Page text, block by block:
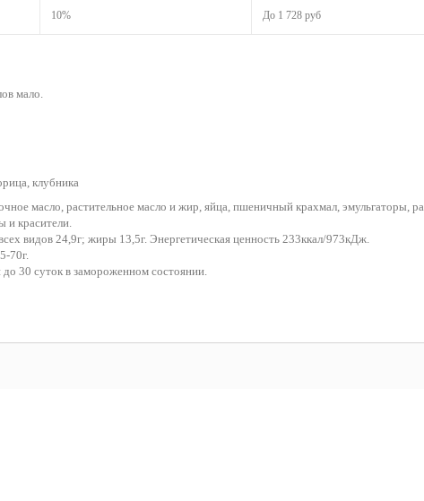
10% До 1 728 руб
мало.
клубника
масло, растительное масло и жир, яйца, пшеничный крахмал, эмульгаторы,
и красители.
видов 24,9г; жиры 13,5г. Энергетическая ценность 233ккал/973кДж.
70г.
до 30 суток в замороженном состоянии.